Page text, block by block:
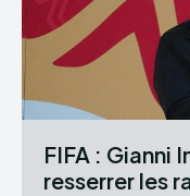
FIFA : Gianni
resserrer les